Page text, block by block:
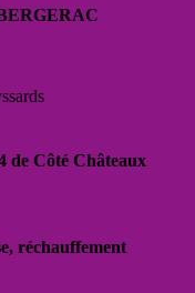
de Côté Châteaux
réchauffement